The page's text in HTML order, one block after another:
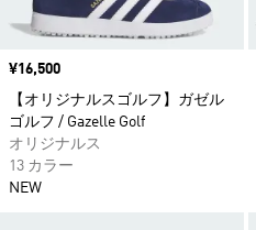
価格
¥16,500
【オリジナルスゴルフ】ガゼル
ゴルフ / Gazelle Golf
オリジナルス
13 カラー
NEW